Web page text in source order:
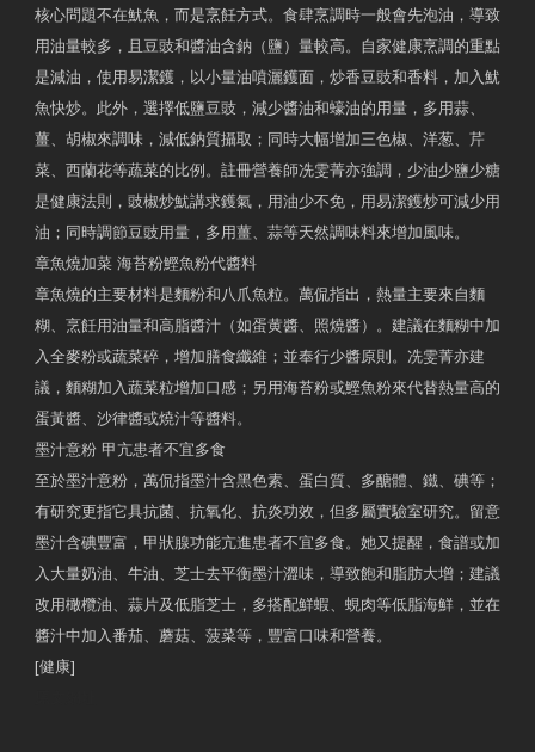
核心問題不在魷魚，而是烹飪方式。食肆烹調時一般會先泡油，導致
用油量較多，且豆豉和醬油含鈉（鹽）量較高。自家健康烹調的重點
是減油，使用易潔鑊，以小量油噴灑鑊面，炒香豆豉和香料，加入魷
魚快炒。此外，選擇低鹽豆豉，減少醬油和蠔油的用量，多用蒜、
薑、胡椒來調味，減低鈉質攝取；同時大幅增加三色椒、洋葱、芹
菜、西蘭花等蔬菜的比例。註冊營養師冼雯菁亦強調，少油少鹽少糖
是健康法則，豉椒炒魷講求鑊氣，用油少不免，用易潔鑊炒可減少用
油；同時調節豆豉用量，多用薑、蒜等天然調味料來增加風味。
章魚燒加菜 海苔粉鰹魚粉代醬料
章魚燒的主要材料是麵粉和八爪魚粒。萬侃指出，熱量主要來自麵
糊、烹飪用油量和高脂醬汁（如蛋黄醬、照燒醬）。建議在麵糊中加
入全麥粉或蔬菜碎，增加膳食纖維；並奉行少醬原則。冼雯菁亦建
議，麵糊加入蔬菜粒增加口感；另用海苔粉或鰹魚粉來代替熱量高的
蛋黃醬、沙律醬或燒汁等醬料。
墨汁意粉 甲亢患者不宜多食
至於墨汁意粉，萬侃指墨汁含黑色素、蛋白質、多醣體、鐵、碘等；
有研究更指它具抗菌、抗氧化、抗炎功效，但多屬實驗室研究。留意
墨汁含碘豐富，甲狀腺功能亢進患者不宜多食。她又提醒，食譜或加
入大量奶油、牛油、芝士去平衡墨汁澀味，導致飽和脂肪大增；建議
改用橄欖油、蒜片及低脂芝士，多搭配鮮蝦、蜆肉等低脂海鮮，並在
醬汁中加入番茄、蘑菇、菠菜等，豐富口味和營養。
[健康]